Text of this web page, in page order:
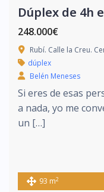
Dúplex de 4h
248.000€
Rubí. Calle la Creu.
dúplex
Belén Meneses
Si eres de esas
a nada, yo me
un […]
93 m2